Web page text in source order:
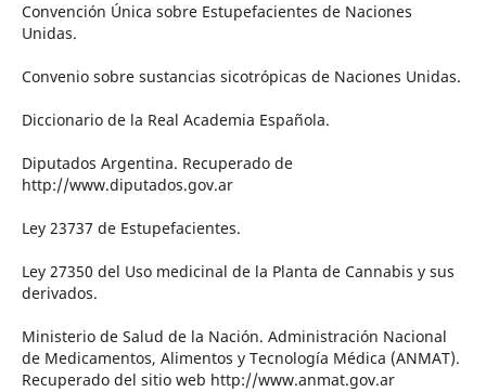
Convención Única sobre Estupefacientes de Naciones
Unidas.
Convenio sobre sustancias sicotrópicas de Naciones Unidas.
Diccionario de la Real Academia Española.
Diputados Argentina. Recuperado de
http://www.diputados.gov.ar
Ley 23737 de Estupefacientes.
Ley 27350 del Uso medicinal de la Planta de Cannabis y sus
derivados.
Ministerio de Salud de la Nación. Administración Nacional
de Medicamentos, Alimentos y Tecnología Médica (ANMAT).
Recuperado del sitio web http://www.anmat.gov.ar